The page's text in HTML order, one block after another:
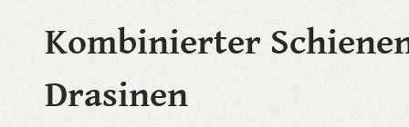
Kombinierter
Drasinen